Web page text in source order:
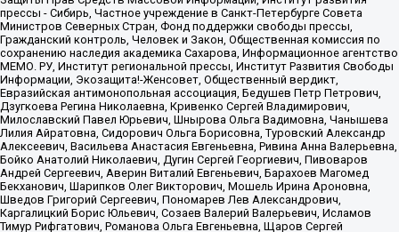
прессы - Сибирь, Частное учреждение в Санкт-Петербурге Совета
Министров Северных Стран, Фонд поддержки свободы прессы,
Гражданский контроль, Человек и Закон, Общественная комиссия по
сохранению наследия академика Сахарова, Информационное агентство
МЕМО. РУ, Институт региональной прессы, Институт Развития Свободы
Информации, Экозащита!-Женсовет, Общественный вердикт,
Евразийская антимонопольная ассоциация, Бедушев Петр Петрович,
Дзугкоева Регина Николаевна, Кривенко Сергей Владимирович,
Милославский Павел Юрьевич, Шнырова Ольга Вадимовна, Чанышева
Лилия Айратовна, Сидорович Ольга Борисовна, Туровский Александр
Алексеевич, Васильева Анастасия Евгеньевна, Ривина Анна Валерьевна,
Бойко Анатолий Николаевич, Дугин Сергей Георгиевич, Пивоваров
Андрей Сергеевич, Аверин Виталий Евгеньевич, Барахоев Магомед
Бекханович, Шарипков Олег Викторович, Мошель Ирина Ароновна,
Шведов Григорий Сергеевич, Пономарев Лев Александрович,
Каргалицкий Борис Юльевич, Созаев Валерий Валерьевич, Исламов
Тимур Рифгатович, Романова Ольга Евгеньевна, Щаров Сергей